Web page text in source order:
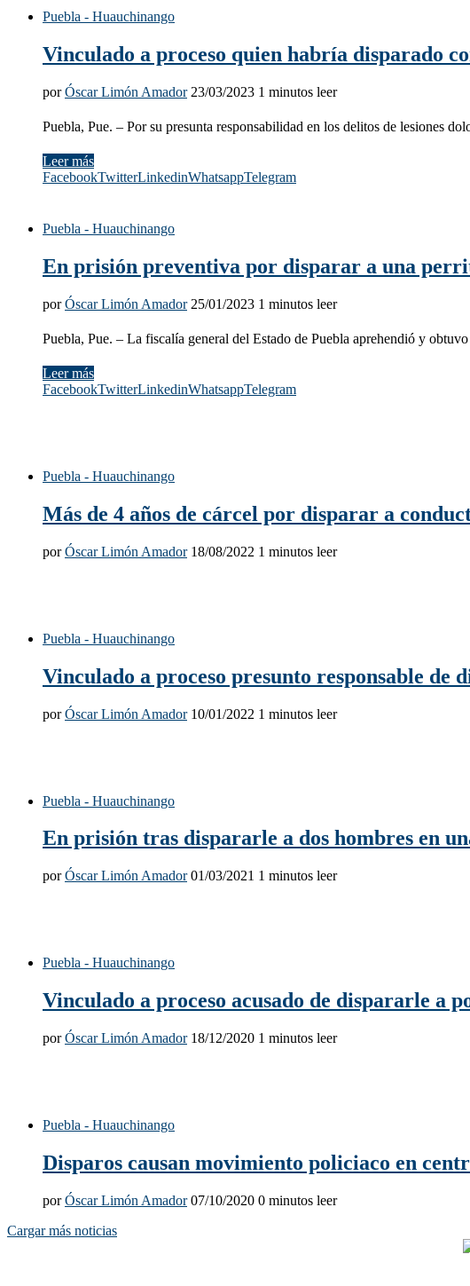
Puebla - Huauchinango
Vinculado a proceso quien habría disparado
porÓscar Limón Amador 23/03/2023 1 minutos leer
Puebla, Pue. – Por su presunta responsabilidad en los delitos de lesiones
Leer más
FacebookTwitterLinkedinWhatsappTelegram
Puebla - Huauchinango
En prisión preventiva por disparar a una
porÓscar Limón Amador 25/01/2023 1 minutos leer
Puebla, Pue. – La fiscalía general del Estado de Puebla aprehendió y
Leer más
FacebookTwitterLinkedinWhatsappTelegram
Puebla - Huauchinango
Más de 4 años de cárcel por disparar a
porÓscar Limón Amador 18/08/2022 1 minutos leer
Puebla - Huauchinango
Vinculado a proceso presunto responsable de
porÓscar Limón Amador 10/01/2022 1 minutos leer
Puebla - Huauchinango
En prisión tras dispararle a dos hombres en
porÓscar Limón Amador 01/03/2021 1 minutos leer
Puebla - Huauchinango
Vinculado a proceso acusado de dispararle a
porÓscar Limón Amador 18/12/2020 1 minutos leer
Puebla - Huauchinango
Disparos causan movimiento policiaco en
porÓscar Limón Amador 07/10/2020 0 minutos leer
Cargar más noticias